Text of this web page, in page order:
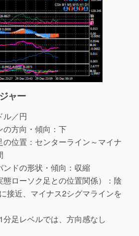
ャー
ル／円
の方向・傾向：下
の位置：センターライン～マイナ
ンドの形状・傾向：収縮
態ローソク足との位置関係）：陰
接近、マイナス2シグマラインを
分足レベルでは、方向感なし